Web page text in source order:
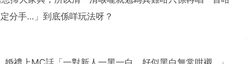
分手…」到底係咩玩法呀？